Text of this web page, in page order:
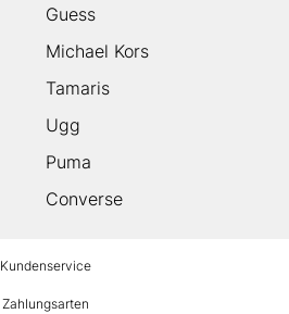
Guess
Michael Kors
Tamaris
Ugg
Puma
Converse
Kundenservice
Zahlungsarten